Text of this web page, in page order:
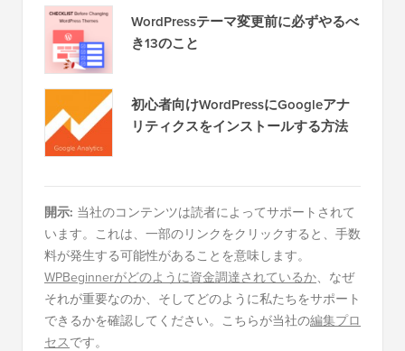
WordPressテーマ変更前に必ずやるべ
初心者向けWordPressにGoogleアナ
開示: 当社のコンテンツは読者によってサポートされて
います。これは、一部のリンクをクリックすると、手数
料が発生する可能性があることを意味します。
WPBeginnerがどのように資金調達されているか、なぜ
それが重要なのか、そしてどのように私たちをサポート